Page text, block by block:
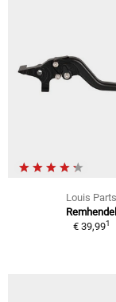
Louis Parts
Remhendel
€ 39,991